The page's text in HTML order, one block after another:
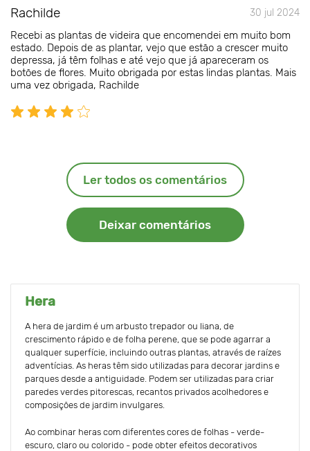
Rachilde 30 jul 2024
Recebi as plantas de videira que encomendei em muito bom
estado. Depois de as plantar, vejo que estão a crescer muito
depressa, já têm folhas e até vejo que já apareceram os
botões de flores. Muito obrigada por estas lindas plantas. Mais
uma vez obrigada, Rachilde
Ler todos os comentários
Deixar comentários
Hera
A hera de jardim é um arbusto trepador ou liana, de
crescimento rápido e de folha perene, que se pode agarrar a
qualquer superfície, incluindo outras plantas, através de raízes
adventícias. As heras têm sido utilizadas para decorar jardins e
parques desde a antiguidade. Podem ser utilizadas para criar
paredes verdes pitorescas, recantos privados acolhedores e
composições de jardim invulgares.
Ao combinar heras com diferentes cores de folhas - verde-
escuro, claro ou colorido - pode obter efeitos decorativos